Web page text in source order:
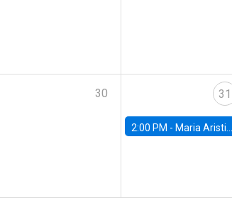
30 31
2:00 PM - Maria Aristizabal-Ramirez, FED Board